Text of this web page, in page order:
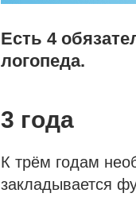
Есть 4
логопеда.
3 года
К трём годам
закладывается